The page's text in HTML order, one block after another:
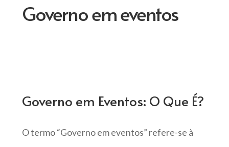
Governo em eventos
Governo em Eventos: O Que É?
O termo “Governo em eventos” refere-se à